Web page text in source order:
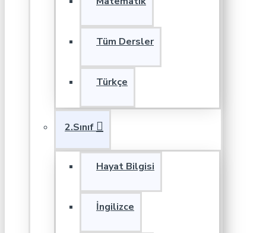
Tüm Dersler
Türkçe
2.Sınıf
Hayat Bilgisi
İngilizce